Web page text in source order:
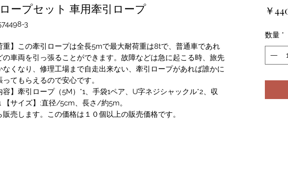
ープセット 車用牽引ロープ
3
重】この牽引ロープは全長5mで最大耐荷重は8tで、普通車であれ
の車両を引っ張ることができます。故障などは急に起こる時、旅先
なくなり、修理工場まで自走出来ない、牽引ロープがあれば誰かに
てもらえるので安心です。
容】牽引ロープ（5M）*1、手袋1ペア、U字ネジシャックル*2、収
【サイズ】:直径/5cm、長さ/約5m。
販売します。この価格は１０個以上の販売価格です。
￥
数量 *